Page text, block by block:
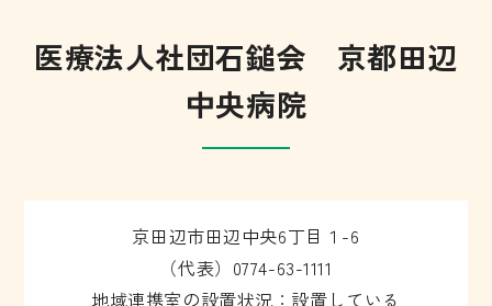
医療法人社団石鎚会 京都田辺
中央病院
京田辺市田辺中央6丁目１-6
（代表）0774-63-1111
地域連携室の設置状況：設置している